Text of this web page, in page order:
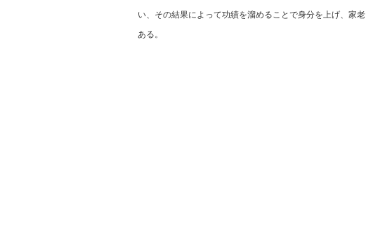
い、その結果によって功績を溜めることで身分を上げ、家
ある。